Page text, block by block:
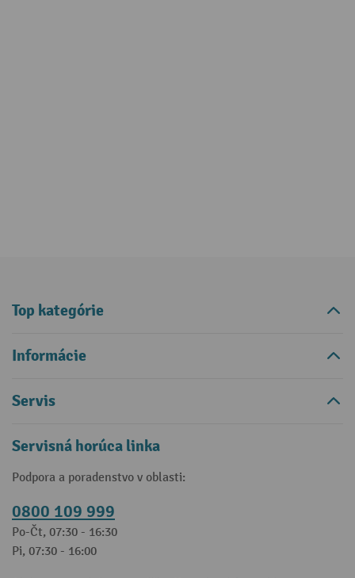
Top kategórie
Informácie
Servis
Servisná horúca linka
Podpora a poradenstvo v oblasti:
0800 109 999
Po-Čt, 07:30 - 16:30
Pi, 07:30 - 16:00